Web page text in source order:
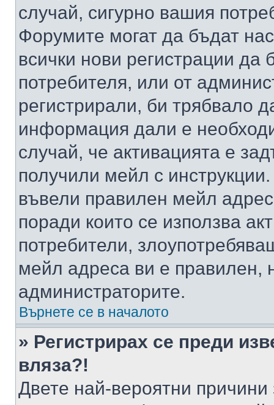
случай, сигурно вашия
Форумите могат да бъдат
всички нови регистрации да
потребителя, или от
регистрирали, би трябвало
информация дали е
случай, че активацията е
получили мейл с
въвели правилен мейл
поради които се използва
потребители,
мейл адреса ви е правилен,
администраторите.
Върнете се в началото
» Регистрирах се преди
вляза?!
Двете най-вероятни